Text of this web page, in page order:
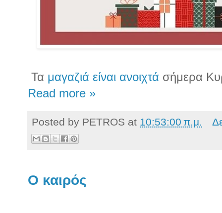
Τα μαγαζιά είναι ανοιχτά σήμερα
Read more »
Posted by PETROS at 10:53:00 π.μ.
Ο καιρός